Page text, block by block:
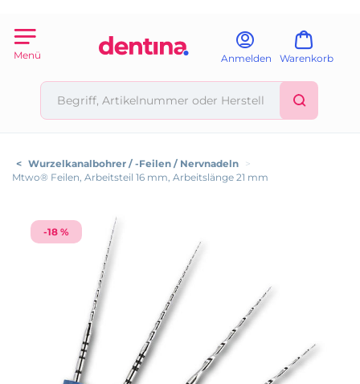
Menü Anmelden Warenkorb
< Wurzelkanalbohrer / -Feilen / Nervnadeln >
Mtwo® Feilen, Arbeitsteil 16 mm, Arbeitslänge 21 mm
-18 %